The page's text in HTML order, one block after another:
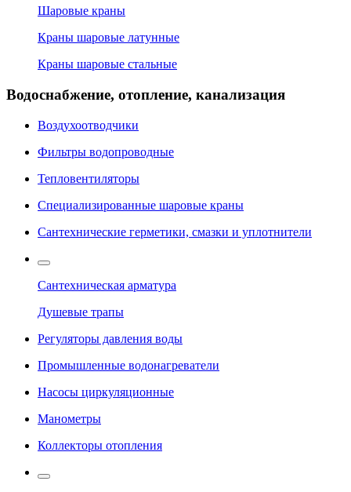
Шаровые краны
Краны шаровые латунные
Краны шаровые стальные
Водоснабжение, отопление, канализация
Воздухоотводчики
Фильтры водопроводные
Тепловентиляторы
Специализированные шаровые краны
Сантехнические герметики, смазки и уплотнители
Сантехническая арматура
Душевые трапы
Регуляторы давления воды
Промышленные водонагреватели
Насосы циркуляционные
Манометры
Коллекторы отопления